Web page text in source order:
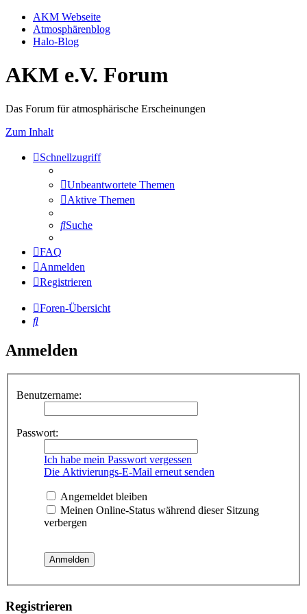
AKM Webseite
Atmosphärenblog
Halo-Blog
AKM e.V. Forum
Das Forum für atmosphärische Erscheinungen
Zum Inhalt
Schnellzugriff
Unbeantwortete Themen
Aktive Themen
Suche
FAQ
Anmelden
Registrieren
Foren-Übersicht
Suche
Anmelden
Benutzername:
Passwort:
Ich habe mein Passwort vergessen
Die Aktivierungs-E-Mail erneut senden
Angemeldet bleiben
Meinen Online-Status während dieser Sitzung
verbergen
Registrieren